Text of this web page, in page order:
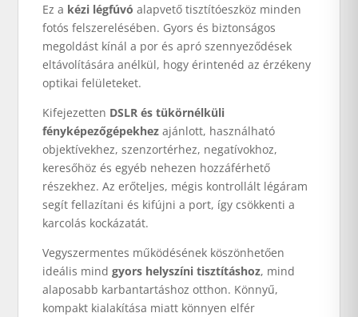
Ez a kézi légfúvó alapvető tisztítóeszköz minden
fotós felszerelésében. Gyors és biztonságos
megoldást kínál a por és apró szennyeződések
eltávolítására anélkül, hogy érintenéd az érzékeny
optikai felületeket.
Kifejezetten DSLR és tükörnélküli
fényképezőgépekhez ajánlott, használható
objektívekhez, szenzortérhez, negatívokhoz,
keresőhöz és egyéb nehezen hozzáférhető
részekhez. Az erőteljes, mégis kontrollált légáram
segít fellazítani és kifújni a port, így csökkenti a
karcolás kockázatát.
Vegyszermentes működésének köszönhetően
ideális mindgyors helyszíni tisztításhoz, mind
alaposabb karbantartáshoz otthon. Könnyű,
kompakt kialakítása miatt könnyen elfér